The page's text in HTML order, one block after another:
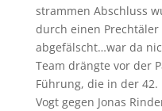
strammen Abschluss
durch einen
abgefälscht…war da
Team drängte vor der
Führung, die in der
Vogt gegen Jonas